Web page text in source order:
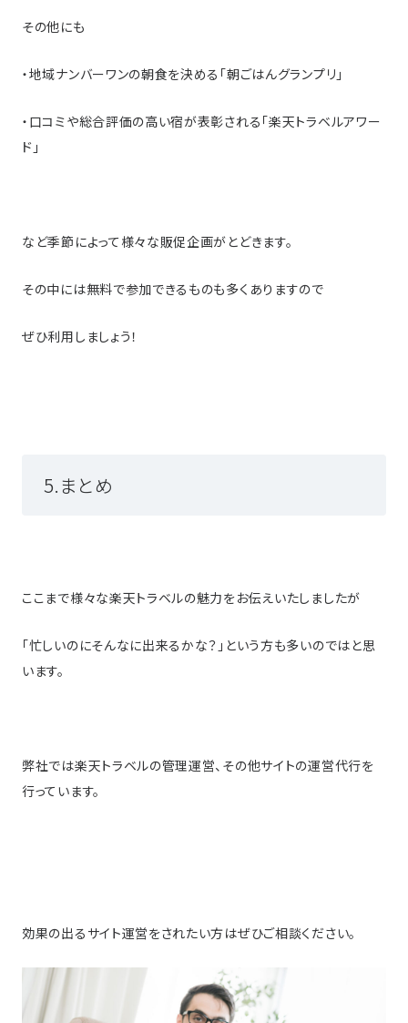
その他にも
・地域ナンバーワンの朝食を決める「朝ごはんグランプリ」
・口コミや総合評価の高い宿が表彰される「楽天トラベルアワー
ド」
など季節によって様々な販促企画がとどきます。
その中には無料で参加できるものも多くありますので
ぜひ利用しましょう！
5.まとめ
ここまで様々な楽天トラベルの魅力をお伝えいたしましたが
「忙しいのにそんなに出来るかな？」という方も多いのではと思
います。
弊社では楽天トラベルの管理運営、その他サイトの運営代行を
行っています。
効果の出るサイト運営をされたい方はぜひご相談ください。